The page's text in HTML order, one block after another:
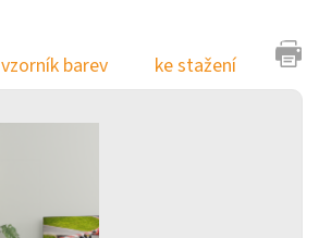
vzorník barev ke stažení